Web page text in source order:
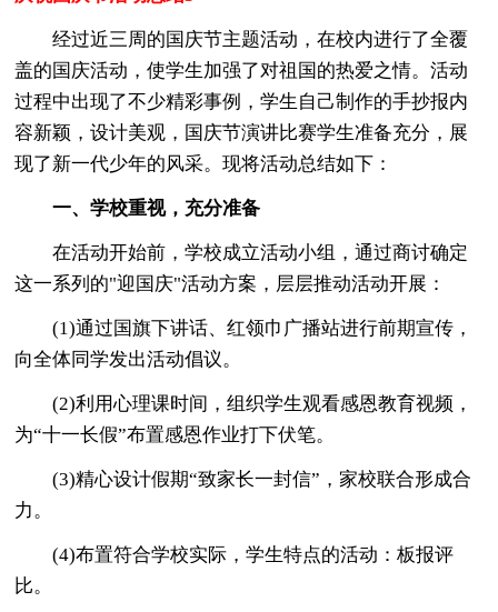
经过近三周的国庆节主题活动，在校内进行了全覆
盖的国庆活动，使学生加强了对祖国的热爱之情。活动
过程中出现了不少精彩事例，学生自己制作的手抄报内
容新颖，设计美观，国庆节演讲比赛学生准备充分，展
现了新一代少年的风采。现将活动总结如下：
一、学校重视，充分准备
在活动开始前，学校成立活动小组，通过商讨确定
这一系列的"迎国庆"活动方案，层层推动活动开展：
(1)通过国旗下讲话、红领巾广播站进行前期宣传，
向全体同学发出活动倡议。
(2)利用心理课时间，组织学生观看感恩教育视频，
为“十一长假”布置感恩作业打下伏笔。
(3)精心设计假期“致家长一封信”，家校联合形成合
力。
(4)布置符合学校实际，学生特点的活动：板报评
比。